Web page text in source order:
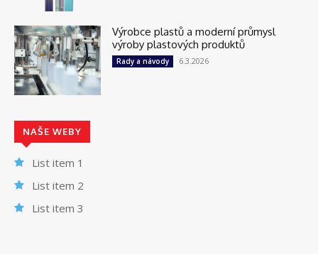
Výrobce plastů a moderní průmysl
výroby plastových produktů
Rady a návody 6.3.2026
NAŠE WEBY
List item 1
List item 2
List item 3